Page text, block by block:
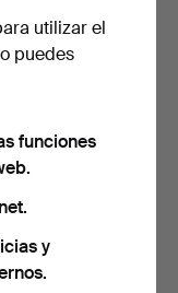
opinión, puedes
utilizar el
puedes
funciones
y